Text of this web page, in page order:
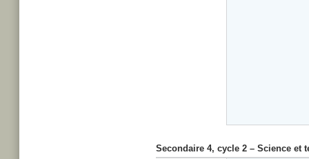
Secondaire 4, cycle 2 – Science et